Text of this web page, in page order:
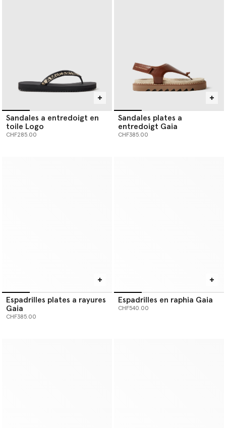
Sandales a entredoigt en
toile Logo
CHF285.00
Sandales plates a
entredoigt Gaia
CHF385.00
Espadrilles plates a rayures
Gaia
CHF385.00
Espadrilles en raphia Gaia
CHF540.00